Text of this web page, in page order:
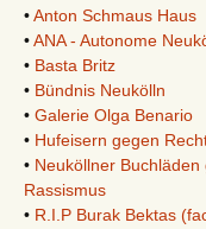
•Anton Schmaus Haus
•ANA - Autonome
• Basta Britz
• Bündnis Neukölln
• Galerie Olga Benario
• Hufeisern gegen
• Neuköllner
Rassismus
• R.I.P Burak Bektas